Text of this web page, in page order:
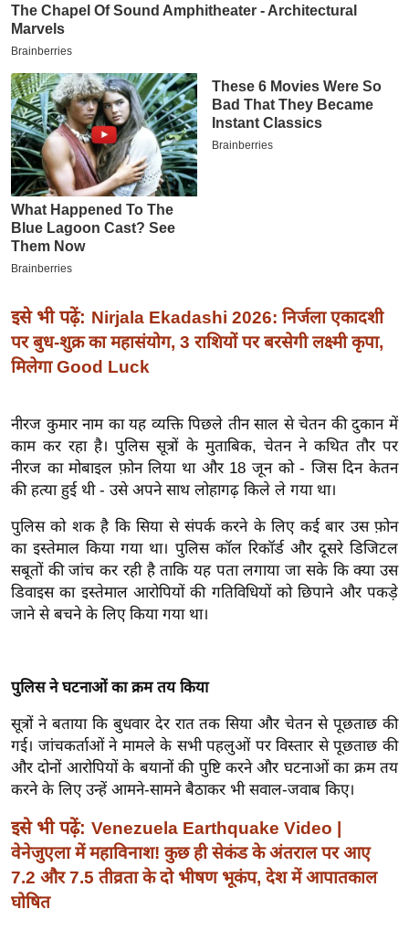
म
ई
पे
प
र
मि
सा
ल
बे
सा
ल
श
त
यं
ग
डि
या
सा
हि
ग
त
ऑ
टो
व
र्ल्ड
न्यू
ज
ब्री
फ
इसे भी पढ़ें: Nirjala Ekadashi 2026: निर्जला एकादशी
पर बुध-शुक्र का महासंयोग, 3 राशियों पर बरसेगी लक्ष्मी कृपा,
मिलेगा Good Luck
नीरज कुमार नाम का यह व्यक्ति पिछले तीन साल से चेतन की दुकान में
काम कर रहा है। पुलिस सूत्रों के मुताबिक, चेतन ने कथित तौर पर
नीरज का मोबाइल फ़ोन लिया था और 18 जून को - जिस दिन केतन
की हत्या हुई थी - उसे अपने साथ लोहागढ़ किले ले गया था।
पुलिस को शक है कि सिया से संपर्क करने के लिए कई बार उस फ़ोन
का इस्तेमाल किया गया था। पुलिस कॉल रिकॉर्ड और दूसरे डिजिटल
सबूतों की जांच कर रही है ताकि यह पता लगाया जा सके कि क्या उस
डिवाइस का इस्तेमाल आरोपियों की गतिविधियों को छिपाने और पकड़े
जाने से बचने के लिए किया गया था।
पुलिस ने घटनाओं का क्रम तय किया
सूत्रों ने बताया कि बुधवार देर रात तक सिया और चेतन से पूछताछ की
गई। जांचकर्ताओं ने मामले के सभी पहलुओं पर विस्तार से पूछताछ की
और दोनों आरोपियों के बयानों की पुष्टि करने और घटनाओं का क्रम तय
करने के लिए उन्हें आमने-सामने बैठाकर भी सवाल-जवाब किए।
इसे भी पढ़ें: Venezuela Earthquake Video |
वेनेजुएला में महाविनाश! कुछ ही सेकंड के अंतराल पर आए
7.2 और 7.5 तीव्रता के दो भीषण भूकंप, देश में आपातकाल
घोषित